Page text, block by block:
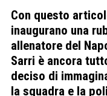
Con questo
inaugurano una
allenatore del
Sarri è ancora
deciso di
la squadra e la